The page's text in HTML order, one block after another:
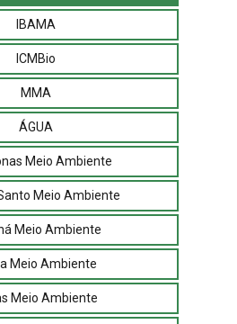
IBAMA
ICMBio
MMA
ÁGUA
Meio Ambiente
Meio Ambiente
Meio Ambiente
Meio Ambiente
Meio Ambiente